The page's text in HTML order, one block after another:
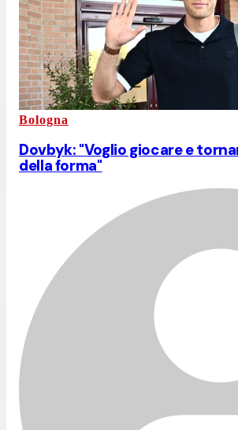
Bologna
Dovbyk: "Voglio giocare e
della forma"